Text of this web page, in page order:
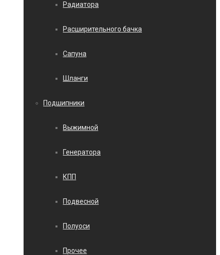
Радиатора
Расширительного бачка
Сапуна
Шланги
Подшипники
Выжимной
Генератора
КПП
Подвесной
Полуоси
Прочее